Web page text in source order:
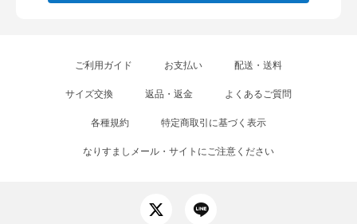
ご利用ガイド お支払い 配送・送料
サイズ交換 返品・返金 よくあるご質問
各種規約 特定商取引に基づく表示
なりすましメール・サイトにご注意ください